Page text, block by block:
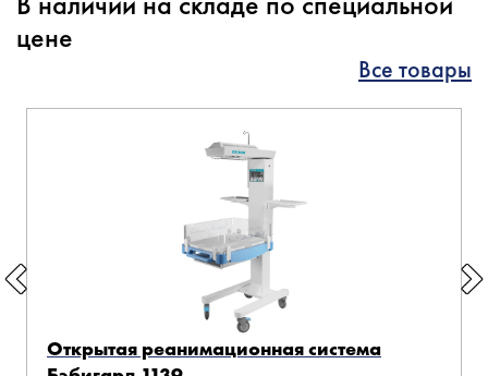
цене
Все товары
Открытая реанимационная система